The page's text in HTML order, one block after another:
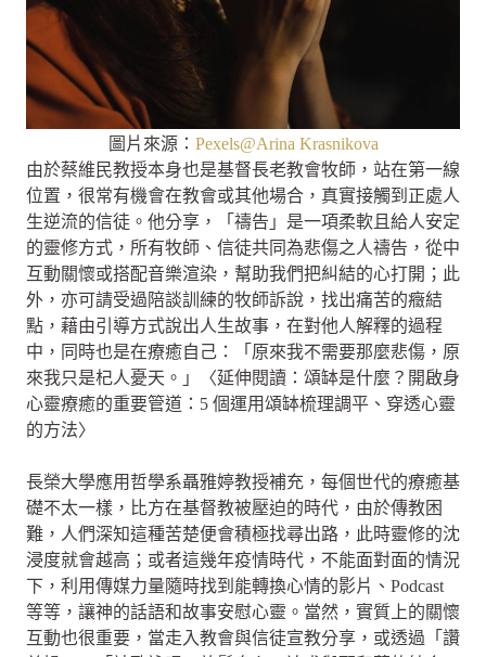
圖片來源： Pexels@Arina Krasnikova
由於蔡維民教授本身也是基督長老教會牧師，站在第一線
位置，很常有機會在教會或其他場合，真實接觸到正處人
生逆流的信徒。他分享，「禱告」是一項柔軟且給人安定
的靈修方式，所有牧師、信徒共同為悲傷之人禱告，從中
互動關懷或搭配音樂渲染，幫助我們把糾結的心打開；此
外，亦可請受過陪談訓練的牧師訴說，找出痛苦的癥結
點，藉由引導方式說出人生故事，在對他人解釋的過程
中，同時也是在療癒自己：「原來我不需要那麼悲傷，原
來我只是杞人憂天。」〈延伸閱讀：頌缽是什麼？開啟身
心靈療癒的重要管道：5 個運用頌缽梳理調平、穿透心靈
的方法〉
長榮大學應用哲學系聶雅婷教授補充，每個世代的療癒基
礎不太一樣，比方在基督教被壓迫的時代，由於傳教困
難，人們深知這種苦楚便會積極找尋出路，此時靈修的沈
浸度就會越高；或者這幾年疫情時代，不能面對面的情況
下，利用傳媒力量隨時找到能轉換心情的影片、Podcast
等等，讓神的話語和故事安慰心靈。當然，實質上的關懷
互動也很重要，當走入教會與信徒宣教分享，或透過「讚